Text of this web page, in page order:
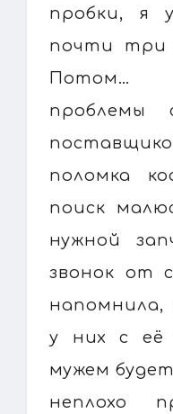
пробки, я
почти три
Потом…
проблемы
поломка
поиск
нужной
звонок от
напомнила,
у них с её
мужем
неплохо